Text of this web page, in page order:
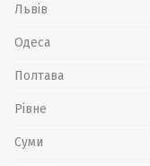
Львів
Одеса
Полтава
Рівне
Суми